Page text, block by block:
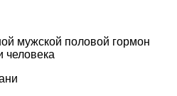
мужской половой гормон
человека